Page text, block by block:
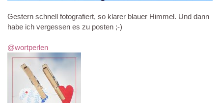
Gestern schnell fotografiert, so klarer blauer Himmel. Und dann
habe ich vergessen es zu posten ;-)
@wortperlen